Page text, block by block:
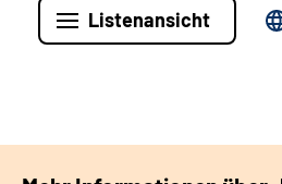
Listenansicht